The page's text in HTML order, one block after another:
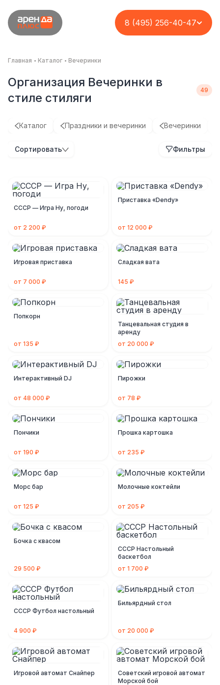
8 (495) 256-40-47
Главная Каталог Вечеринки
Организация Вечеринки в
стиле стиляги
Каталог Праздники и вечеринки Вечеринки
Сортировать Фильтры
СССР — Игра Ну, погоди
от 2 200 ₽
Приставка «Dendy»
от 12 000 ₽
Игровая приставка
от 7 000 ₽
Сладкая вата
145 ₽
Попкорн
от 135 ₽
Танцевальная студия в
аренду
от 20 000 ₽
Интерактивный DJ
от 48 000 ₽
Пирожки
от 78 ₽
Пончики
от 190 ₽
Прошка картошка
от 235 ₽
Морс бар
от 125 ₽
Молочные коктейли
от 205 ₽
Бочка с квасом
29 500 ₽
СССР Настольный
баскетбол
от 1 700 ₽
СССР Футбол настольный
4 900 ₽
Бильярдный стол
от 20 000 ₽
Игровой автомат Снайпер
Советский игровой автомат
Морской бой